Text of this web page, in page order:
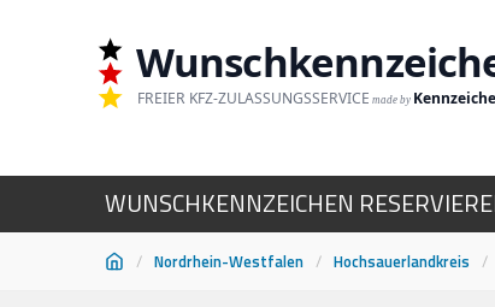
FREIER KFZ-ZULASSUNGSSERVICE made by
WUNSCHKENNZEICHEN
/ Nordrhein-Westfalen / Hochsauerlandkreis /